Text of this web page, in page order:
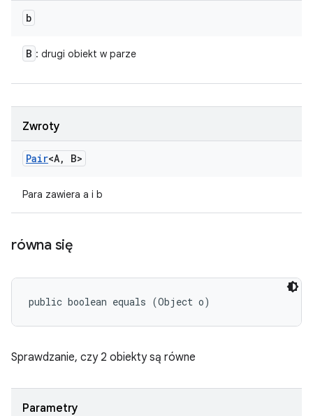
b
B : drugi obiekt w parze
Zwroty
Pair<A, B>
Para zawiera a i b
równa się
public boolean equals (Object o)
Sprawdzanie, czy 2 obiekty są równe
Parametry